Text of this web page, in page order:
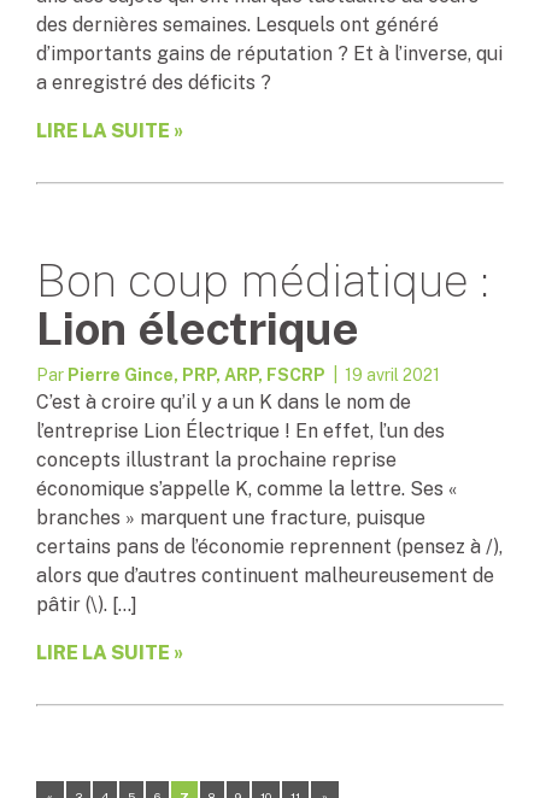
des dernières semaines. Lesquels ont généré
d’importants gains de réputation ? Et à l’inverse, qui
a enregistré des déficits ?
LIRE LA SUITE »
Bon coup médiatique :
Lion électrique
Par Pierre Gince, PRP, ARP, FSCRP | 19 avril 2021
C’est à croire qu’il y a un K dans le nom de
l’entreprise Lion Électrique ! En effet, l’un des
concepts illustrant la prochaine reprise
économique s’appelle K, comme la lettre. Ses «
branches » marquent une fracture, puisque
certains pans de l’économie reprennent (pensez à /),
alors que d’autres continuent malheureusement de
pâtir (\). […]
LIRE LA SUITE »